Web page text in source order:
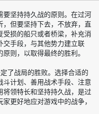
坚持持久战的原则。在过河
，但要坚持下去，不放弃，直
损的船只或者桥梁，补充消
交手段，与其他势力建立联
则，以取得最终的胜利。
了战局的胜败。选择合适的
计划、善用战术手段、注意
领特长和坚持持久战，是过
更好地应对游戏中的战争，